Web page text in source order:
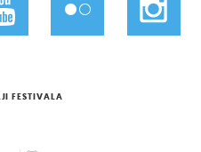
FESTIVALA